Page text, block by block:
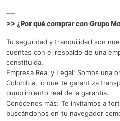
—-
>> ¿Por qué comprar con Grupo
Tu seguridad y tranquilidad son
cuentas con el respaldo de una
constituida.
Empresa Real y Legal: Somos una
Colombia, lo que te garantiza
cumplimiento real de la garantía.
Conócenos más: Te invitamos a
buscándonos en tu navegador